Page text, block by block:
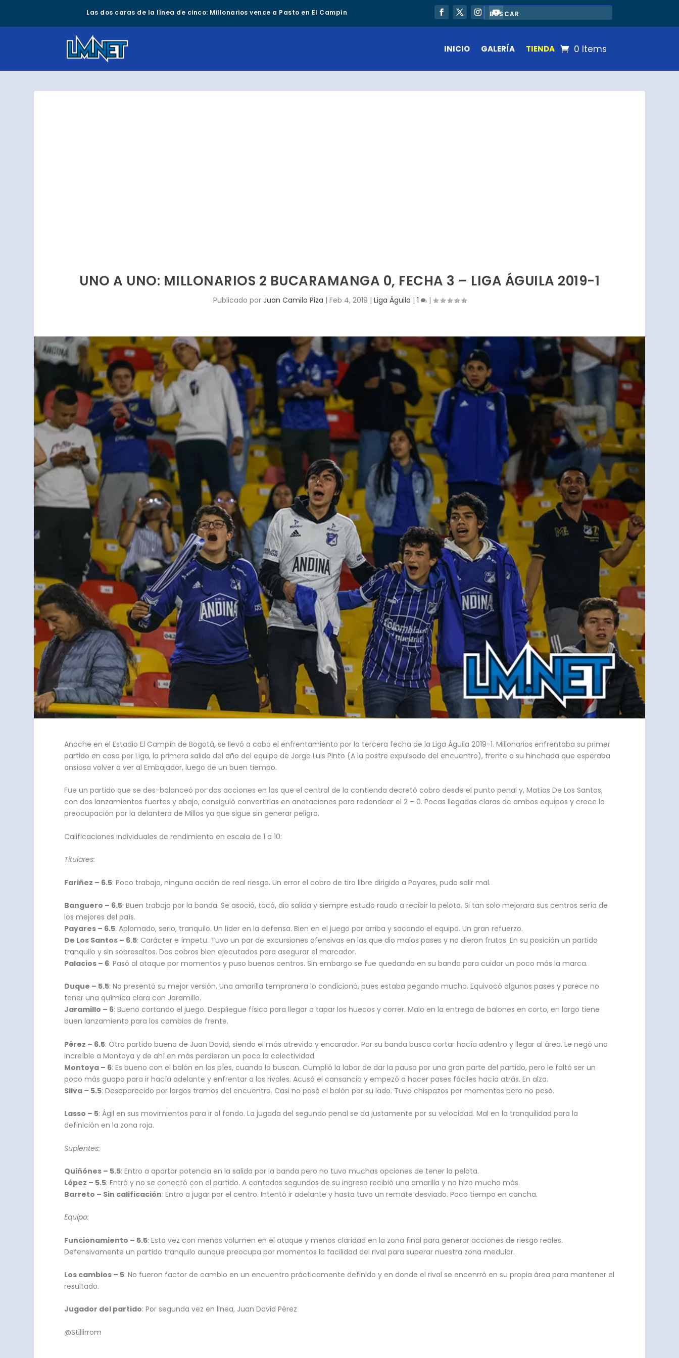
Las dos caras de la línea de cinco: Millonarios vence a Pasto en El Campín
INICIO GALERÍA TIENDA 0 Items
UNO A UNO: MILLONARIOS 2 BUCARAMANGA 0, FECHA 3 – LIGA ÁGUILA 2019-1
Publicado por Juan Camilo Piza | Feb 4, 2019 | Liga Águila | 1 |
Anoche en el Estadio El Campín de Bogotá, se llevó a cabo el enfrentamiento por la tercera fecha de la Liga Águila 2019-1. Millonarios enfrentaba su primer
partido en casa por Liga, la primera salida del año del equipo de Jorge Luis Pinto (A la postre expulsado del encuentro), frente a su hinchada que esperaba
ansiosa volver a ver al Embajador, luego de un buen tiempo.
Fue un partido que se des-balanceó por dos acciones en las que el central de la contienda decretó cobro desde el punto penal y, Matías De Los Santos,
con dos lanzamientos fuertes y abajo, consiguió convertirlas en anotaciones para redondear el 2 – 0. Pocas llegadas claras de ambos equipos y crece la
preocupación por la delantera de Millos ya que sigue sin generar peligro.
Calificaciones individuales de rendimiento en escala de 1 a 10:
Titulares:
Fariñez – 6.5: Poco trabajo, ninguna acción de real riesgo. Un error el cobro de tiro libre dirigido a Payares, pudo salir mal.
Banguero – 6.5: Buen trabajo por la banda. Se asoció, tocó, dio salida y siempre estudo raudo a recibir la pelota. Si tan solo mejorara sus centros sería de
los mejores del país.
Payares – 6.5: Aplomado, serio, tranquilo. Un líder en la defensa. Bien en el juego por arriba y sacando el equipo. Un gran refuerzo.
De Los Santos – 6.5: Carácter e ímpetu. Tuvo un par de excursiones ofensivas en las que dio malos pases y no dieron frutos. En su posición un partido
tranquilo y sin sobresaltos. Dos cobros bien ejecutados para asegurar el marcador.
Palacios – 6: Pasó al ataque por momentos y puso buenos centros. Sin embargo se fue quedando en su banda para cuidar un poco más la marca.
Duque – 5.5: No presentó su mejor versión. Una amarilla tempranera lo condicionó, pues estaba pegando mucho. Equivocó algunos pases y parece no
tener una química clara con Jaramillo.
Jaramillo – 6: Bueno cortando el juego. Despliegue físico para llegar a tapar los huecos y correr. Malo en la entrega de balones en corto, en largo tiene
buen lanzamiento para los cambios de frente.
Pérez – 6.5: Otro partido bueno de Juan David, siendo el más atrevido y encarador. Por su banda busca cortar hacía adentro y llegar al área. Le negó una
increíble a Montoya y de ahí en más perdieron un poco la colectividad.
Montoya – 6: Es bueno con el balón en los píes, cuando lo buscan. Cumplió la labor de dar la pausa por una gran parte del partido, pero le faltó ser un
poco más guapo para ir hacía adelante y enfrentar a los rivales. Acusó el cansancio y empezó a hacer pases fáciles hacía atrás. En alza.
Silva – 5.5: Desaparecido por largos tramos del encuentro. Casi no pasó el balón por su lado. Tuvo chispazos por momentos pero no pesó.
Lasso – 5: Ágil en sus movimientos para ir al fondo. La jugada del segundo penal se da justamente por su velocidad. Mal en la tranquilidad para la
definición en la zona roja.
Suplentes:
Quiñónes – 5.5: Entro a aportar potencia en la salida por la banda pero no tuvo muchas opciones de tener la pelota.
López – 5.5: Entró y no se conectó con el partido. A contados segundos de su ingreso recibió una amarilla y no hizo mucho más.
Barreto – Sin calificación: Entro a jugar por el centro. Intentó ir adelante y hasta tuvo un remate desviado. Poco tiempo en cancha.
Equipo:
Funcionamiento – 5.5: Esta vez con menos volumen en el ataque y menos claridad en la zona final para generar acciones de riesgo reales.
Defensivamente un partido tranquilo aunque preocupa por momentos la facilidad del rival para superar nuestra zona medular.
Los cambios – 5: No fueron factor de cambio en un encuentro prácticamente definido y en donde el rival se encenrró en su propia área para mantener el
resultado.
Jugador del partido: Por segunda vez en linea, Juan David Pérez
@Stillirrom